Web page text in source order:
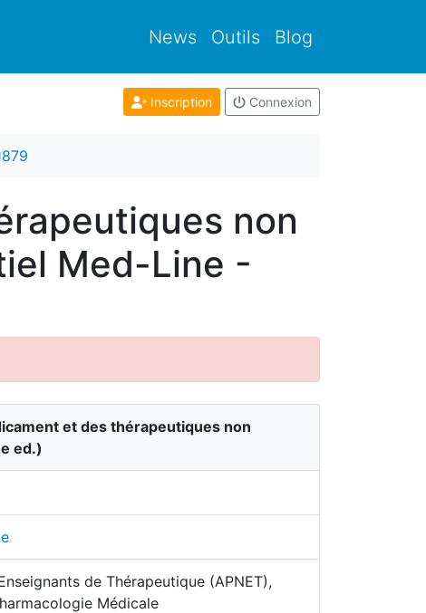
News Outils Blog
Inscription Connexion
non
Med-Line -
et des thérapeutiques non
e ed.)
de Thérapeutique (APNET),
Médicale